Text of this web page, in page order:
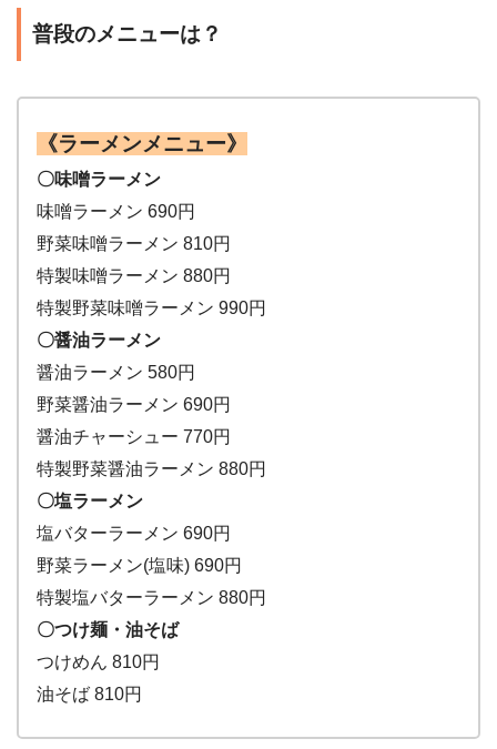
普段のメニューは？
《ラーメンメニュー》
〇味噌ラーメン
味噌ラーメン 690円
野菜味噌ラーメン 810円
特製味噌ラーメン 880円
特製野菜味噌ラーメン 990円
〇醤油ラーメン
醤油ラーメン 580円
野菜醤油ラーメン 690円
醤油チャーシュー 770円
特製野菜醤油ラーメン 880円
〇塩ラーメン
塩バターラーメン 690円
野菜ラーメン(塩味) 690円
特製塩バターラーメン 880円
〇つけ麺・油そば
つけめん 810円
油そば 810円